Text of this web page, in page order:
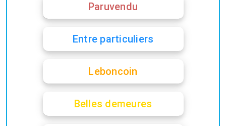
Paruvendu
Entre particuliers
Leboncoin
Belles demeures